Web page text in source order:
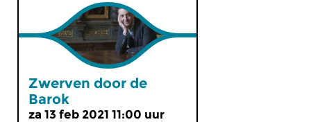
Zwerven door de
Barok
za 13 feb 2021 11:00 uur